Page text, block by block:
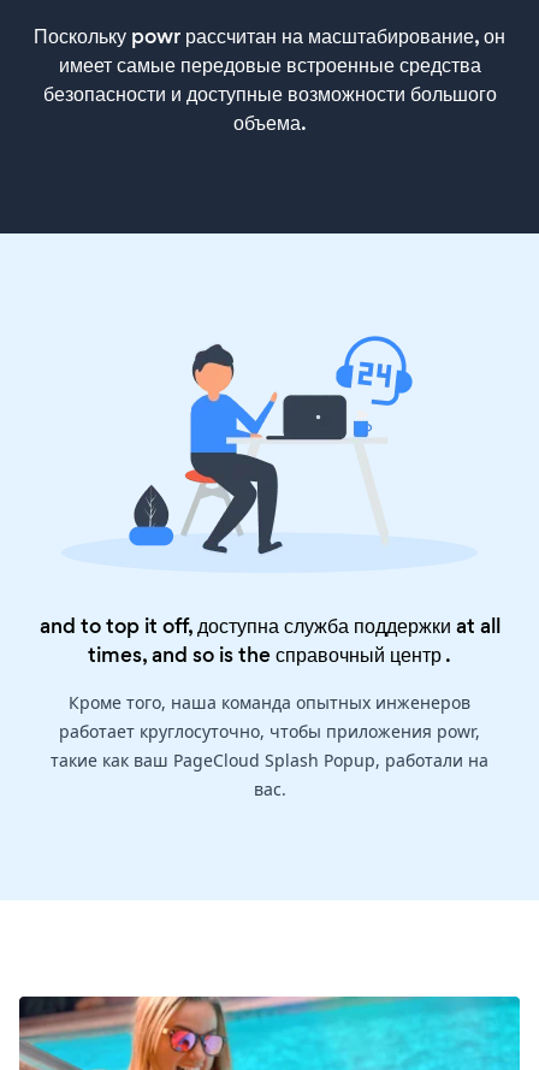
Поскольку powr рассчитан на масштабирование, он
имеет самые передовые встроенные средства
безопасности и доступные возможности большого
объема.
and to top it off, доступна служба поддержки at all
times, and so is theсправочный центр.
Кроме того, наша команда опытных инженеров
работает круглосуточно, чтобы приложения powr,
такие как ваш PageCloud Splash Popup, работали на
вас.